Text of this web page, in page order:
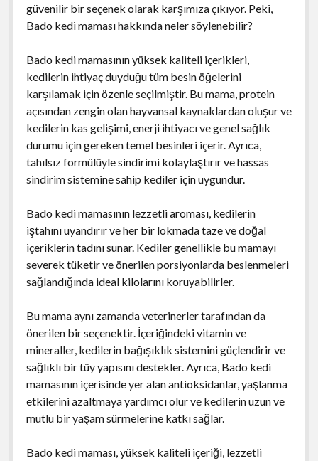
güvenilir bir seçenek olarak karşımıza çıkıyor. Peki,
Bado kedi maması hakkında neler söylenebilir?
Bado kedi mamasının yüksek kaliteli içerikleri,
kedilerin ihtiyaç duyduğu tüm besin öğelerini
karşılamak için özenle seçilmiştir. Bu mama, protein
açısından zengin olan hayvansal kaynaklardan oluşur ve
kedilerin kas gelişimi, enerji ihtiyacı ve genel sağlık
durumu için gereken temel besinleri içerir. Ayrıca,
tahılsız formülüyle sindirimi kolaylaştırır ve hassas
sindirim sistemine sahip kediler için uygundur.
Bado kedi mamasının lezzetli aroması, kedilerin
iştahını uyandırır ve her bir lokmada taze ve doğal
içeriklerin tadını sunar. Kediler genellikle bu mamayı
severek tüketir ve önerilen porsiyonlarda beslenmeleri
sağlandığında ideal kilolarını koruyabilirler.
Bu mama aynı zamanda veterinerler tarafından da
önerilen bir seçenektir. İçeriğindeki vitamin ve
mineraller, kedilerin bağışıklık sistemini güçlendirir ve
sağlıklı bir tüy yapısını destekler. Ayrıca, Bado kedi
mamasının içerisinde yer alan antioksidanlar, yaşlanma
etkilerini azaltmaya yardımcı olur ve kedilerin uzun ve
mutlu bir yaşam sürmelerine katkı sağlar.
Bado kedi maması, yüksek kaliteli içeriği, lezzetli